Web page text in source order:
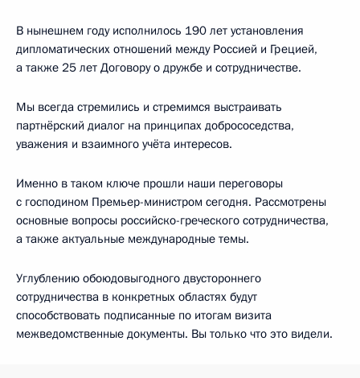
В нынешнем году исполнилось 190 лет установления
дипломатических отношений между Россией и Грецией,
а также 25 лет Договору о дружбе и сотрудничестве.
Мы всегда стремились и стремимся выстраивать
партнёрский диалог на принципах добрососедства,
уважения и взаимного учёта интересов.
Именно в таком ключе прошли наши переговоры
с господином Премьер-министром сегодня. Рассмотрены
основные вопросы российско-греческого сотрудничества,
а также актуальные международные темы.
Углублению обоюдовыгодного двустороннего
сотрудничества в конкретных областях будут
способствовать подписанные по итогам визита
межведомственные документы. Вы только что это видели.